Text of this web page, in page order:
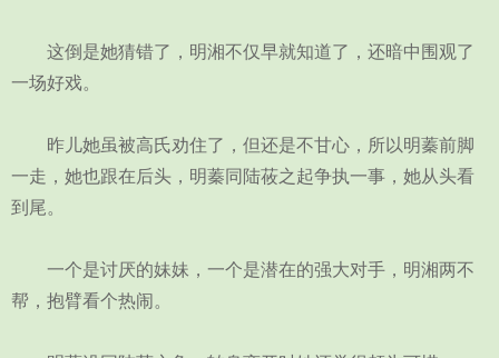
这倒是她猜错了，明湘不仅早就知道了，还暗中围观了
一场好戏。
昨儿她虽被高氏劝住了，但还是不甘心，所以明蓁前脚
一走，她也跟在后头，明蓁同陆莜之起争执一事，她从头看
到尾。
一个是讨厌的妹妹，一个是潜在的强大对手，明湘两不
帮，抱臂看个热闹。